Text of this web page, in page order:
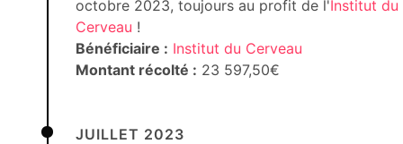
octobre 2023, toujours au profit de l'Institut du
Cerveau !
Bénéficiaire : Institut du Cerveau
Montant récolté : 23 597,50€
JUILLET 2023